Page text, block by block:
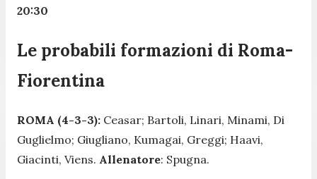
20:30
Le probabili formazioni di Roma-
Fiorentina
ROMA (4-3-3): Ceasar; Bartoli, Linari, Minami, Di
Guglielmo; Giugliano, Kumagai, Greggi; Haavi,
Giacinti, Viens. Allenatore: Spugna.